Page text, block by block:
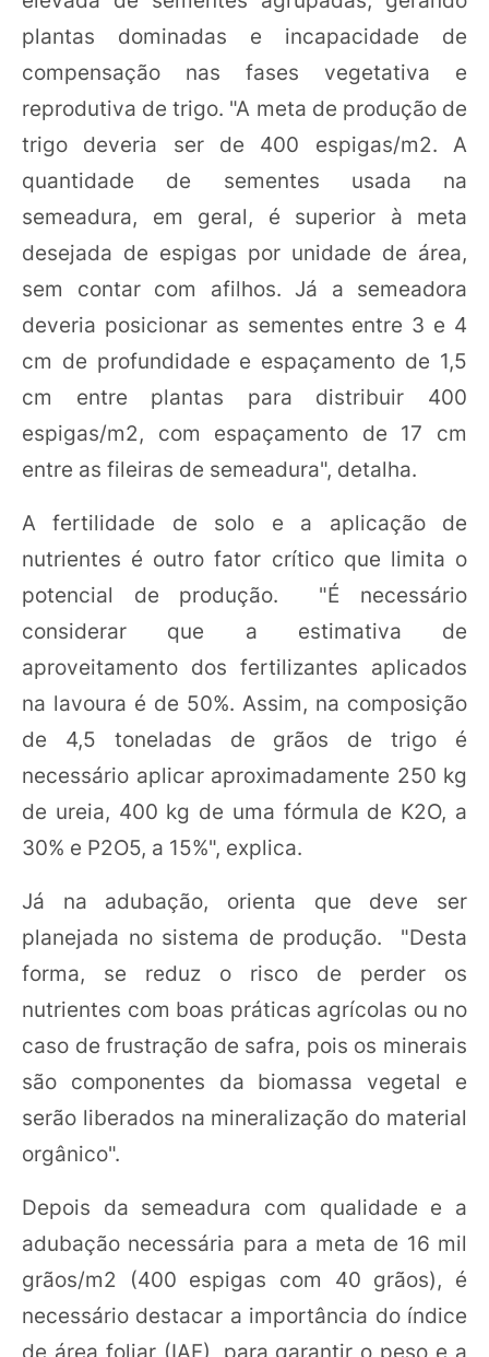
plantas dominadas e incapacidade de
compensação nas fases vegetativa e
reprodutiva de trigo. "A meta de produção de
trigo deveria ser de 400 espigas/m2. A
quantidade de sementes usada na
semeadura, em geral, é superior à meta
desejada de espigas por unidade de área,
sem contar com afilhos. Já a semeadora
deveria posicionar as sementes entre 3 e 4
cm de profundidade e espaçamento de 1,5
cm entre plantas para distribuir 400
espigas/m2, com espaçamento de 17 cm
entre as fileiras de semeadura", detalha.
A fertilidade de solo e a aplicação de
nutrientes é outro fator crítico que limita o
potencial de produção. "É necessário
considerar que a estimativa de
aproveitamento dos fertilizantes aplicados
na lavoura é de 50%. Assim, na composição
de 4,5 toneladas de grãos de trigo é
necessário aplicar aproximadamente 250 kg
de ureia, 400 kg de uma fórmula de K2O, a
30% e P2O5, a 15%", explica.
Já na adubação, orienta que deve ser
planejada no sistema de produção. "Desta
forma, se reduz o risco de perder os
nutrientes com boas práticas agrícolas ou no
caso de frustração de safra, pois os minerais
são componentes da biomassa vegetal e
serão liberados na mineralização do material
orgânico".
Depois da semeadura com qualidade e a
adubação necessária para a meta de 16 mil
grãos/m2 (400 espigas com 40 grãos), é
necessário destacar a importância do índice
de área foliar (IAF), para garantir o peso e a